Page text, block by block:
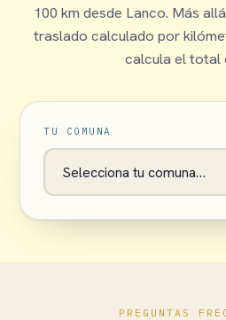
100 km desde Lanco. Más
traslado calculado por
calcula el total
TU COMUNA
PREGUNTAS